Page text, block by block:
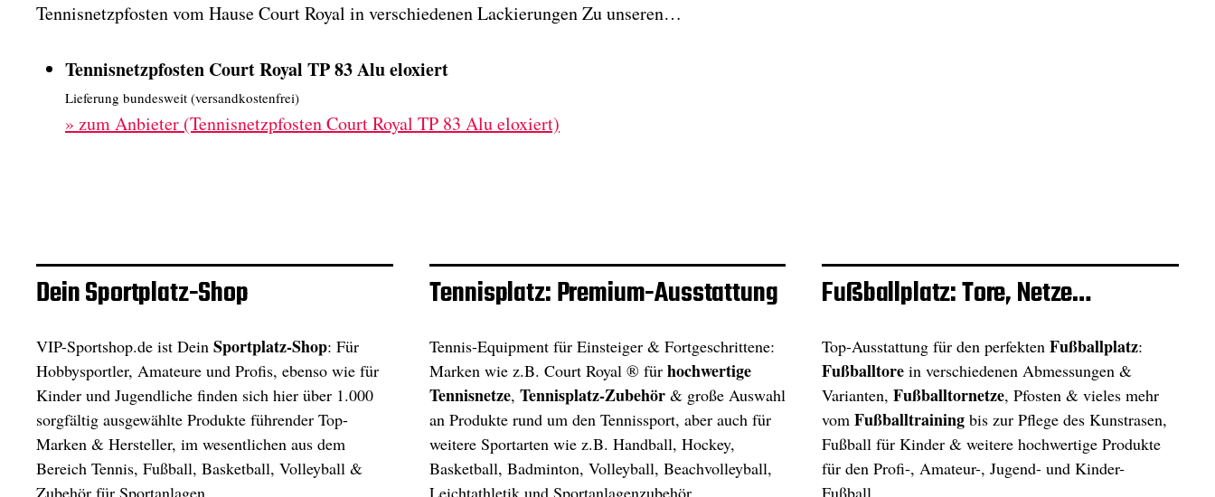
Tennisnetzpfosten vom Hause Court Royal in verschiedenen Lackierungen Zu unseren…
Tennisnetzpfosten Court Royal TP 83 Alu eloxiert
Lieferung bundesweit (versandkostenfrei)
» zum Anbieter (Tennisnetzpfosten Court Royal TP 83 Alu eloxiert)
Dein Sportplatz-Shop
VIP-Sportshop.de ist Dein Sportplatz-Shop: Für
Hobbysportler, Amateure und Profis, ebenso wie für
Kinder und Jugendliche finden sich hier über 1.000
sorgfältig ausgewählte Produkte führender Top-
Marken & Hersteller, im wesentlichen aus dem
Bereich Tennis, Fußball, Basketball, Volleyball &
Zubehör für Sportanlagen.
Tennisplatz: Premium-Ausstattung
Tennis-Equipment für Einsteiger & Fortgeschrittene:
Marken wie z.B. Court Royal ® für hochwertige
Tennisnetze, Tennisplatz-Zubehör& große Auswahl
an Produkte rund um den Tennissport, aber auch für
weitere Sportarten wie z.B. Handball, Hockey,
Basketball, Badminton, Volleyball, Beachvolleyball,
Leichtathletik und Sportanlagenzubehör.
Fußballplatz: Tore, Netze…
Top-Ausstattung für den perfektenFußballplatz:
Fußballtore in verschiedenen Abmessungen &
Varianten,Fußballtornetze, Pfosten & vieles mehr
vomFußballtraining bis zur Pflege des Kunstrasen,
Fußball für Kinder & weitere hochwertige Produkte
für den Profi-, Amateur-, Jugend- und Kinder-
Fußball.